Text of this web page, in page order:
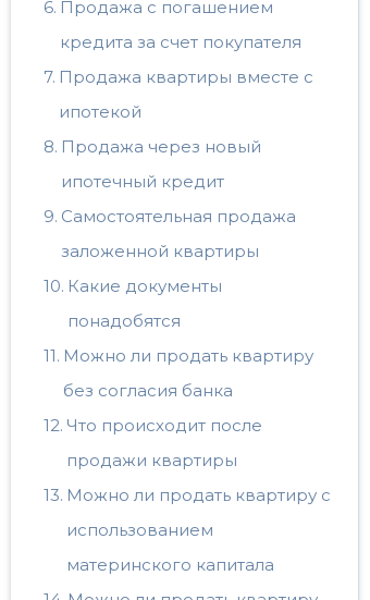
Продажа с погашением
кредита за счет покупателя
Продажа квартиры вместе с
ипотекой
Продажа через новый
ипотечный кредит
Самостоятельная продажа
заложенной квартиры
Какие документы
понадобятся
Можно ли продать квартиру
без согласия банка
Что происходит после
продажи квартиры
Можно ли продать квартиру с
использованием
материнского капитала